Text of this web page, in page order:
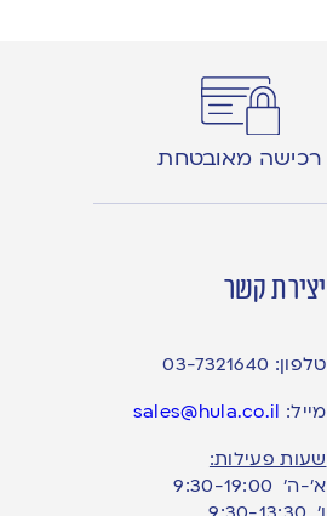
רכישה מאובטחת
יצירת קשר
טלפון: 03-7321640
מייל: sales@hula.co.il
שעות פעילות:
א’-ה’ 9:30-19:00